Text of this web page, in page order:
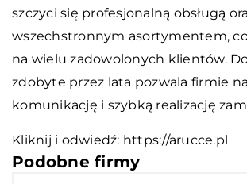
szczyci się profesjonalną obsługą
wszechstronnym asortymentem, co
na wielu zadowolonych klientów.
zdobyte przez lata pozwala firmie
komunikację i szybką realizację
Kliknij i odwiedź: https://arucce.pl
Podobne firmy